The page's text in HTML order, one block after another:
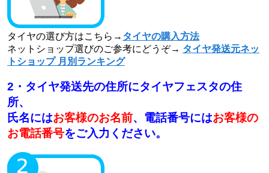
タイヤの選び方はこちら→ タイヤの購入方法
ネットショップ選びのご参考にどうぞ→ タイヤ発送元ネッ
トショップ 月別ランキング
2・タイヤ発送先の住所にタイヤフェスタの住
所、
氏名にはお客様のお名前、電話番号にはお客様の
お電話番号をご入力ください。